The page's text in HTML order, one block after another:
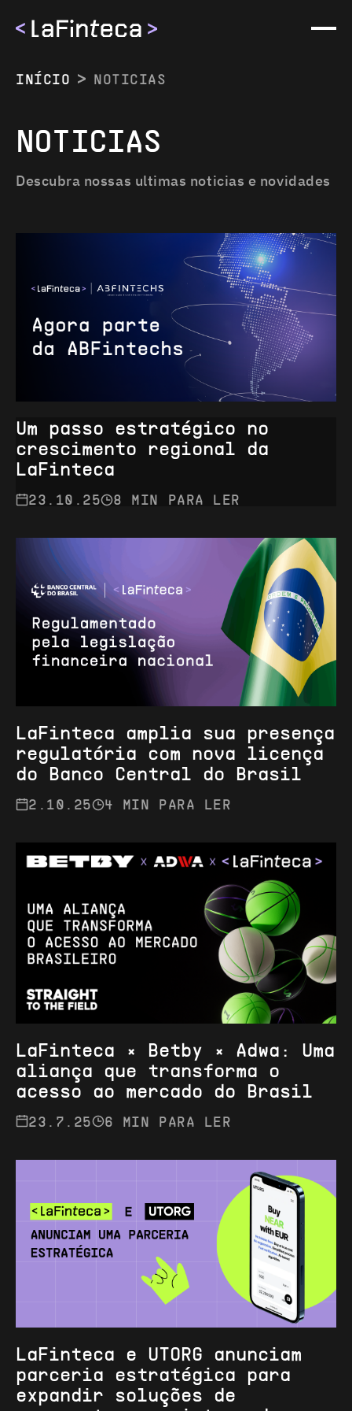
CONTACTOS
ARGENTINA
CHILE
COLÔMBIA
EQUADOR
INÍCIO NOTICIAS
NOTICIAS
Descubra nossas ultimas noticias e novidades
Um passo estratégico no
crescimento regional da
LaFinteca
23.10.25 8 MIN PARA LER
LaFinteca amplia sua presença
regulatória com nova licença
do Banco Central do Brasil
2.10.25 4 MIN PARA LER
LaFinteca × Betby × Adwa: Uma
aliança que transforma o
acesso ao mercado do Brasil
23.7.25 6 MIN PARA LER
LaFinteca e UTORG anunciam
parceria estratégica para
expandir soluções de